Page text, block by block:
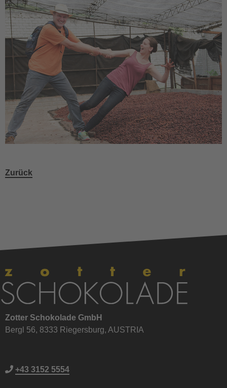
Zurück
Zotter Schokolade GmbH
Bergl 56, 8333 Riegersburg, AUSTRIA
+43 3152 5554